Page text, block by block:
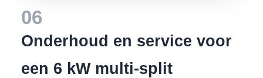
06
Onderhoud en service voor
een 6 kW multi-split